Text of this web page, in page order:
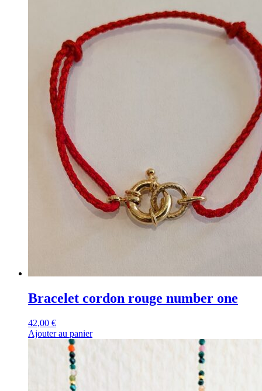
Bracelet cordon rouge number one
42,00 €
Ajouter au panier